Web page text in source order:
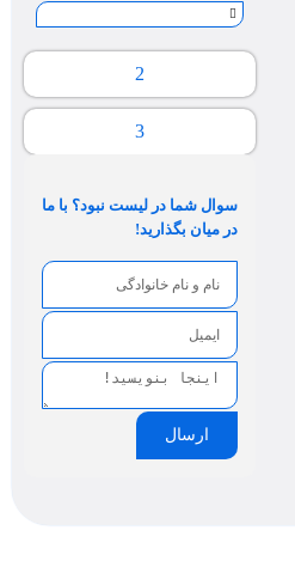
2
3
سوال شما در لیست نبود؟ با ما
در میان بگذارید!
ارسال